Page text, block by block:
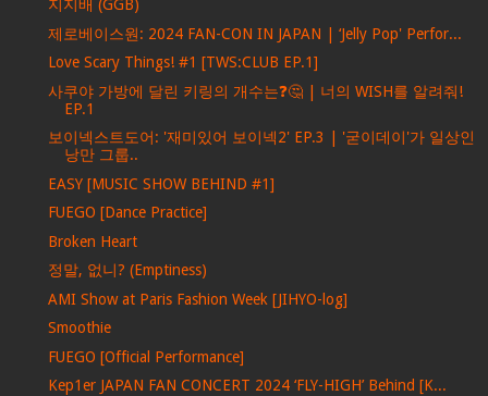
지지배 (GGB)
제로베이스원: 2024 FAN-CON IN JAPAN | ‘Jelly Pop' Perfor...
Love Scary Things! #1 [TWS:CLUB EP.1]
사쿠야 가방에 달린 키링의 개수는❓🤔 | 너의 WISH를 알려줘!
EP.1
보이넥스트도어: '재미있어 보이넥2' EP.3 | '굳이데이'가 일상인
낭만 그룹..
EASY [MUSIC SHOW BEHIND #1]
FUEGO [Dance Practice]
Broken Heart
정말, 없니? (Emptiness)
AMI Show at Paris Fashion Week [JIHYO-log]
Smoothie
FUEGO [Official Performance]
Kep1er JAPAN FAN CONCERT 2024 ‘FLY-HIGH’ Behind [K...